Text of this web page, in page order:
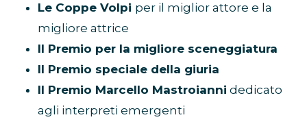
Le Coppe Volpi per il miglior attore e la
migliore attrice
Il Premio per la migliore sceneggiatura
Il Premio speciale della giuria
Il Premio Marcello Mastroianni dedicato
agli interpreti emergenti